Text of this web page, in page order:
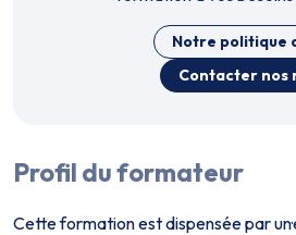
Notre politique
Contacter nos
Profil du formateur
Cette formation est dispensée par